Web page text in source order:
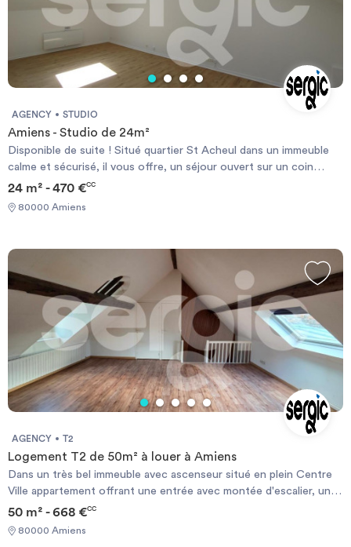
AGENCY STUDIO
Amiens - Studio de 24m²
Disponible de suite ! Situé quartier St Acheul dans un immeuble
calme et sécurisé, il vous offre, un séjour ouvert sur un coin
cuisine équipée d'une plaque et d'un réfrigérateur, une salle de
bains, des wc, le chauffage est électrique individuel. Ce bien
dispose d'une arrivée à machine à laver dans la kitchenette.
risques auxquels ce bien est exposé sont disponibles sur le site
Géorisque : https://www.georisques.gouv.fr
24 m² - 470 €CC
80000 Amiens
AGENCY T2
Logement T2 de 50m² à louer à Amiens
Dans un très bel immeuble avec ascenseur situé en plein Centre
Ville appartement offrant une entrée avec montée d'escalier, un
grand séjour avec poutres apparentes avec son coin cuisine, une
chambre, une salle d'eau, des placards. Chauffage individuel
électrique. Les informations sur les risques auxquels ce bien est
50 m² - 668 €CC
80000 Amiens